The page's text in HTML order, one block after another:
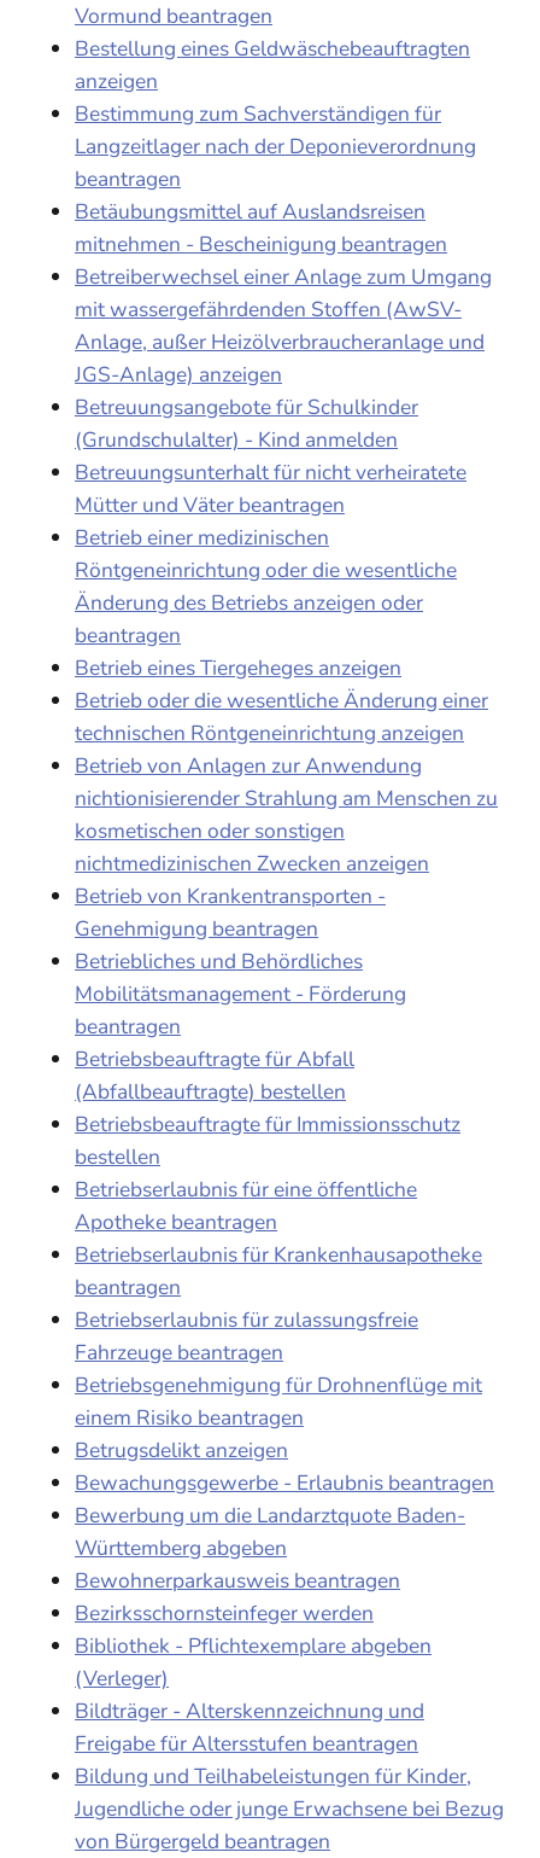
Vormund beantragen
Bestellung eines Geldwäschebeauftragten
anzeigen
Bestimmung zum Sachverständigen für
Langzeitlager nach der Deponieverordnung
beantragen
Betäubungsmittel auf Auslandsreisen
mitnehmen - Bescheinigung beantragen
Betreiberwechsel einer Anlage zum Umgang
mit wassergefährdenden Stoffen (AwSV-
Anlage, außer Heizölverbraucheranlage und
JGS-Anlage) anzeigen
Betreuungsangebote für Schulkinder
(Grundschulalter) - Kind anmelden
Betreuungsunterhalt für nicht verheiratete
Mütter und Väter beantragen
Betrieb einer medizinischen
Röntgeneinrichtung oder die wesentliche
Änderung des Betriebs anzeigen oder
beantragen
Betrieb eines Tiergeheges anzeigen
Betrieb oder die wesentliche Änderung einer
technischen Röntgeneinrichtung anzeigen
Betrieb von Anlagen zur Anwendung
nichtionisierender Strahlung am Menschen zu
kosmetischen oder sonstigen
nichtmedizinischen Zwecken anzeigen
Betrieb von Krankentransporten -
Genehmigung beantragen
Betriebliches und Behördliches
Mobilitätsmanagement - Förderung
beantragen
Betriebsbeauftragte für Abfall
(Abfallbeauftragte) bestellen
Betriebsbeauftragte für Immissionsschutz
bestellen
Betriebserlaubnis für eine öffentliche
Apotheke beantragen
Betriebserlaubnis für Krankenhausapotheke
beantragen
Betriebserlaubnis für zulassungsfreie
Fahrzeuge beantragen
Betriebsgenehmigung für Drohnenflüge mit
einem Risiko beantragen
Betrugsdelikt anzeigen
Bewachungsgewerbe - Erlaubnis beantragen
Bewerbung um die Landarztquote Baden-
Württemberg abgeben
Bewohnerparkausweis beantragen
Bezirksschornsteinfeger werden
Bibliothek - Pflichtexemplare abgeben
(Verleger)
Bildträger - Alterskennzeichnung und
Freigabe für Altersstufen beantragen
Bildung und Teilhabeleistungen für Kinder,
Jugendliche oder junge Erwachsene bei Bezug
von Bürgergeld beantragen